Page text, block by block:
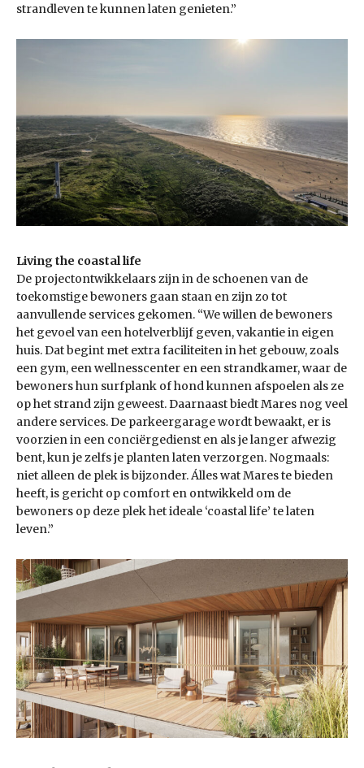
strandleven te kunnen laten genieten.”
Living the coastal life
De projectontwikkelaars zijn in de schoenen van de
toekomstige bewoners gaan staan en zijn zo tot
aanvullende services gekomen. “We willen de bewoners
het gevoel van een hotelverblijf geven, vakantie in eigen
huis. Dat begint met extra faciliteiten in het gebouw, zoals
een gym, een wellnesscenter en een strandkamer, waar de
bewoners hun surfplank of hond kunnen afspoelen als ze
op het strand zijn geweest. Daarnaast biedt Mares nog veel
andere services. De parkeergarage wordt bewaakt, er is
voorzien in een conciërgedienst en als je langer afwezig
bent, kun je zelfs je planten laten verzorgen. Nogmaals:
niet alleen de plek is bijzonder. Álles wat Mares te bieden
heeft, is gericht op comfort en ontwikkeld om de
bewoners op deze plek het ideale ‘coastal life’ te laten
leven.”